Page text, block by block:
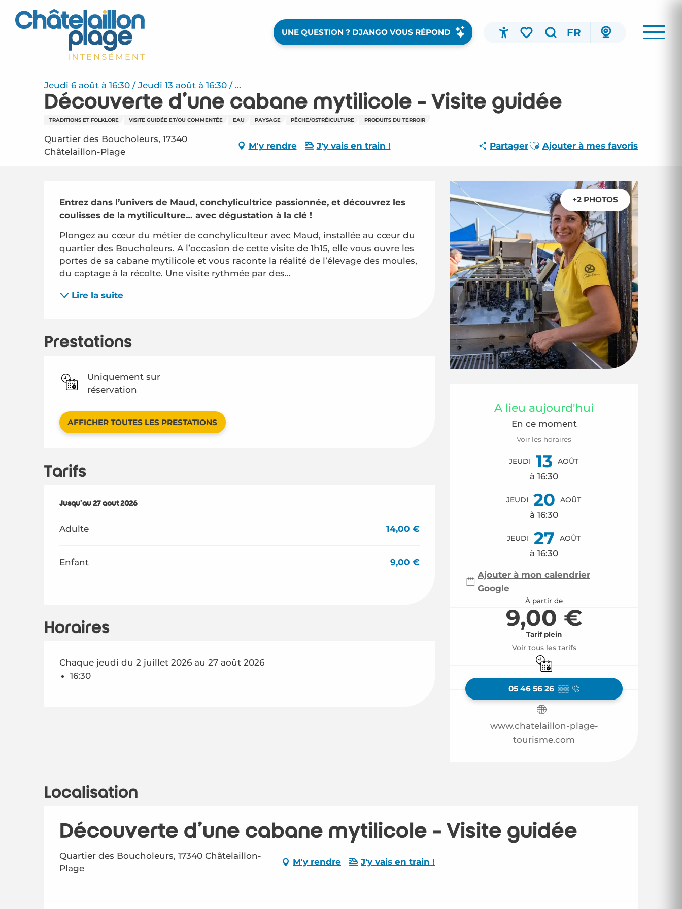
contenu
UNE QUESTION ? DJANGO VOUS RÉPOND FR
Jeudi 6 août à 16:30 / Jeudi 13 août à 16:30 / ...
Découverte d'une cabane mytilicole - Visite guidée
TRADITIONS ET FOLKLORE VISITE GUIDÉE ET/OU COMMENTÉE EAU PAYSAGE PÊCHE/OSTRÉICULTURE PRODUITS DU TERROIR
Quartier des Boucholeurs, 17340
Châtelaillon-Plage
M'y rendre J'y vais en train ! PartagerAjouter aux favoris
Ajouter à mes favoris
+2 PHOTOS
Ouverture et
A lieu aujourd'hui
En ce moment
Voir les horaires
JEUDI 13 AOÛT
à 16:30
JEUDI 20 AOÛT
à 16:30
JEUDI 27 AOÛT
à 16:30
Ajouter à mon calendrier
Google
À partir de
9,00 €
Tarif plein
Voir tous les tarifs
Uniquement sur réservation
05 46 56 26 ▒▒
www.chatelaillon-plage-
tourisme.com
Description
Entrez dans l’univers de Maud, conchylicultrice passionnée, et découvrez les
coulisses de la mytiliculture… avec dégustation à la clé !
Plongez au cœur du métier de conchyliculteur avec Maud, installée au cœur du
quartier des Boucholeurs. A l’occasion de cette visite de 1h15, elle vous ouvre les
portes de sa cabane mytilicole et vous raconte la réalité de l’élevage des moules,
du captage à la récolte. Une visite rythmée par des...
Lire la suite
Prestations
Uniquement sur
réservation
AFFICHER TOUTES LES PRESTATIONS
Tarifs
Du2 juillet 2026au27 août 2026
Jusqu'au 27 août 2026
Adulte 14,00 €
Enfant 9,00 €
Horaires
Chaque jeudi du 2 juillet 2026 au 27 août 2026
16:30
Localisation
Découverte d'une cabane mytilicole - Visite guidée
Quartier des Boucholeurs, 17340 Châtelaillon-
Plage
M'y rendre J'y vais en train !